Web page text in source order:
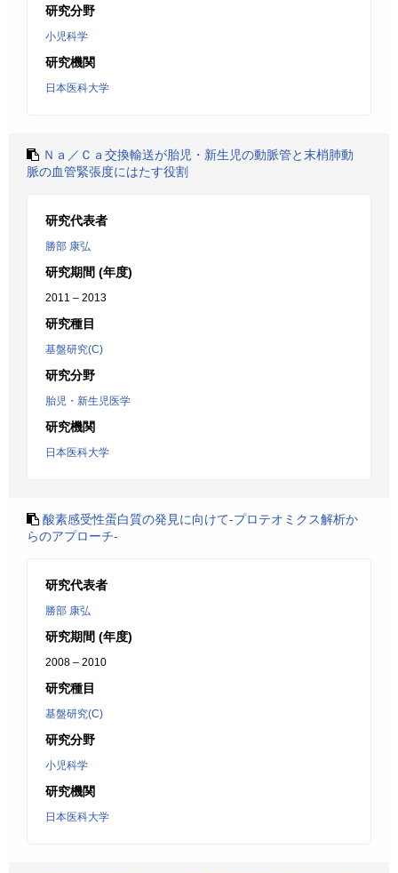
研究分野
小児科学
研究機関
日本医科大学
Ｎａ／Ｃａ交換輸送が胎児・新生児の動脈管と末梢肺動
脈の血管緊張度にはたす役割
研究代表者
勝部 康弘
研究期間 (年度)
2011 – 2013
研究種目
基盤研究(C)
研究分野
胎児・新生児医学
研究機関
日本医科大学
酸素感受性蛋白質の発見に向けて-プロテオミクス解析か
らのアプローチ-
研究代表者
勝部 康弘
研究期間 (年度)
2008 – 2010
研究種目
基盤研究(C)
研究分野
小児科学
研究機関
日本医科大学